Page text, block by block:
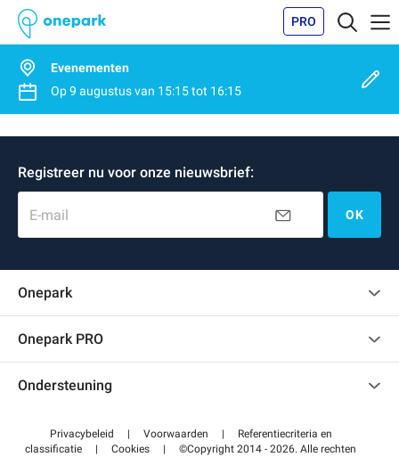
PRO
Evenementen
Op9 augustusvan 15:15tot 16:15
Registreer nu voor onze nieuwsbrief:
E-mail OK
Onepark
Onepark PRO
Word partner van Onepark
Ondersteuning
Helpcentrum
Privacybeleid | Voorwaarden |
Referentiecriteria en
classificatie
| Cookies |
©Copyright 2014 - 2026. Alle rechten